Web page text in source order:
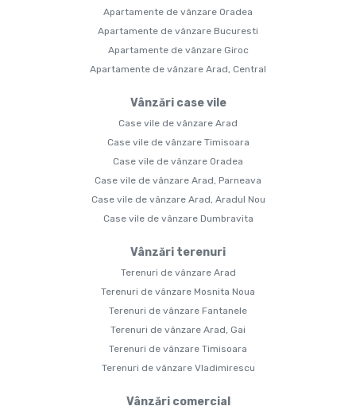
Apartamente de vânzare Oradea
Apartamente de vânzare Bucuresti
Apartamente de vânzare Giroc
Apartamente de vânzare Arad, Central
Vânzări case vile
Case vile de vânzare Arad
Case vile de vânzare Timisoara
Case vile de vânzare Oradea
Case vile de vânzare Arad, Parneava
Case vile de vânzare Arad, Aradul Nou
Case vile de vânzare Dumbravita
Vânzări terenuri
Terenuri de vânzare Arad
Terenuri de vânzare Mosnita Noua
Terenuri de vânzare Fantanele
Terenuri de vânzare Arad, Gai
Terenuri de vânzare Timisoara
Terenuri de vânzare Vladimirescu
Vânzări comercial